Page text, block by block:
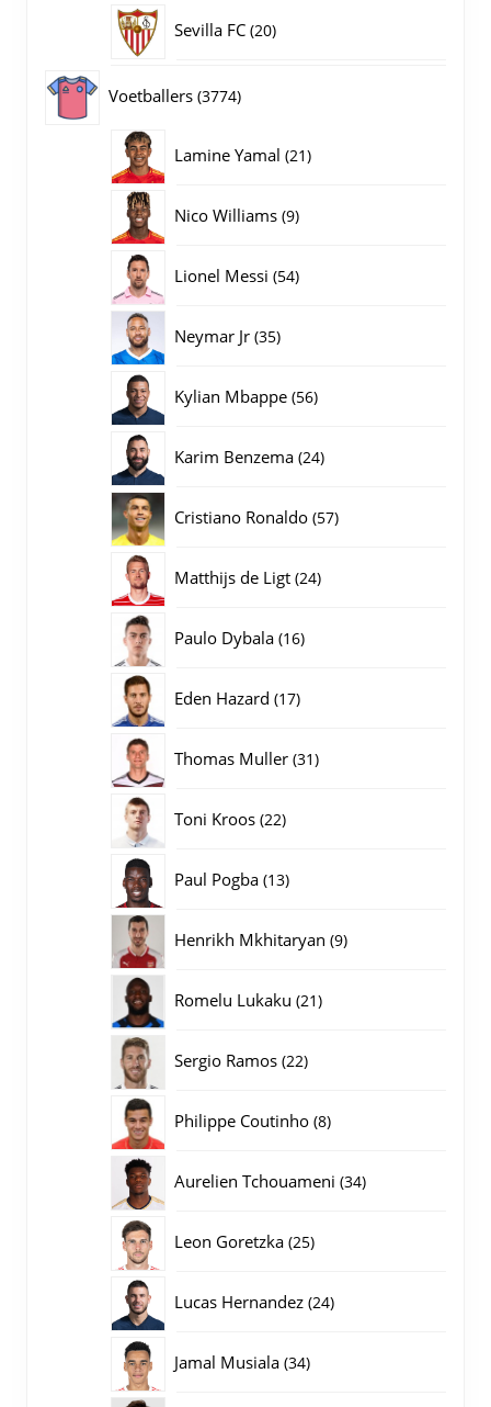
Sevilla FC 2020
Voetballers 37743774
Lamine Yamal 2121
Nico Williams 99
Lionel Messi 5454
Neymar Jr 3535
Kylian Mbappe 5656
Karim Benzema 2424
Cristiano Ronaldo 5757
Matthijs de Ligt 2424
Paulo Dybala 1616
Eden Hazard 1717
Thomas Muller 3131
Toni Kroos 2222
Paul Pogba 1313
Henrikh Mkhitaryan 99
Romelu Lukaku 2121
Sergio Ramos 2222
Philippe Coutinho 88
Aurelien Tchouameni 3434
Leon Goretzka 2525
Lucas Hernandez 2424
Jamal Musiala 3434